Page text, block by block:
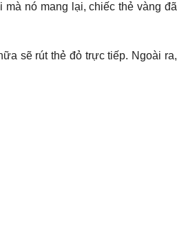
nó mang lại, chiếc thẻ vàng đã
sẽ rút thẻ đỏ trực tiếp. Ngoài ra,